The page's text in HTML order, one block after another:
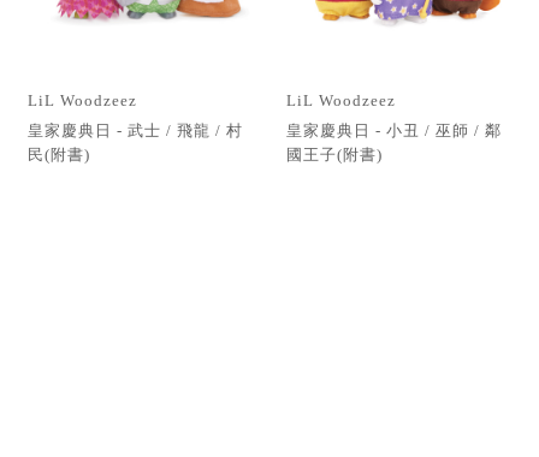
LiL Woodzeez
皇家慶典日 - 武士 / 飛龍 / 村
民(附書)
LiL Woodzeez
皇家慶典日 - 小丑 / 巫師 / 鄰
國王子(附書)